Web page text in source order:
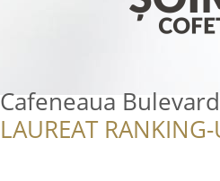
Cafeneaua Bulevard
LAUREAT